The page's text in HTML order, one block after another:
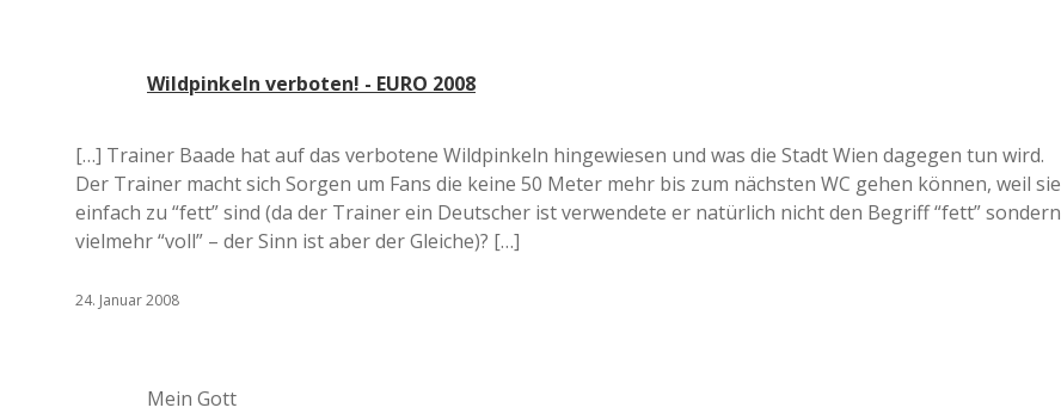
Wildpinkeln verboten! - EURO 2008
[…] Trainer Baade hat auf das verbotene Wildpinkeln hingewiesen und was die Stadt Wien dagegen tun wird.
Der Trainer macht sich Sorgen um Fans die keine 50 Meter mehr bis zum nächsten WC gehen können, weil sie
einfach zu “fett” sind (da der Trainer ein Deutscher ist verwendete er natürlich nicht den Begriff “fett” sondern
vielmehr “voll” – der Sinn ist aber der Gleiche)? […]
24. Januar 2008
Mein Gott